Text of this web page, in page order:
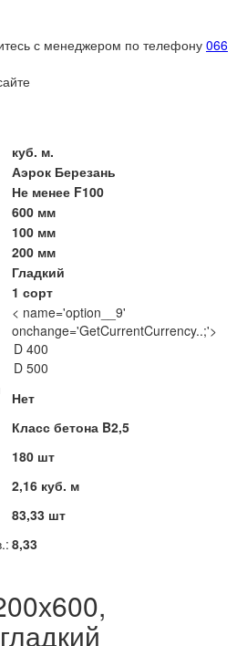
с менеджером по телефону 066
куб. м.
Аэрок Березань
Не менее F100
600 мм
100 мм
200 мм
Гладкий
1 сорт
< name='option__9'
onchange='GetCurrentCurrency..;'>
Нет
Класс бетона B2,5
180 шт
2,16 куб. м
83,33 шт
8,33